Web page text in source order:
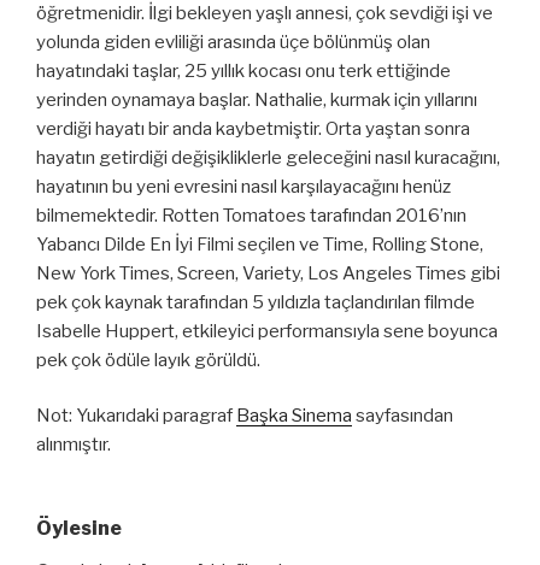
öğretmenidir. İlgi bekleyen yaşlı annesi, çok sevdiği işi ve
yolunda giden evliliği arasında üçe bölünmüş olan
hayatındaki taşlar, 25 yıllık kocası onu terk ettiğinde
yerinden oynamaya başlar. Nathalie, kurmak için yıllarını
verdiği hayatı bir anda kaybetmiştir. Orta yaştan sonra
hayatın getirdiği değişikliklerle geleceğini nasıl kuracağını,
hayatının bu yeni evresini nasıl karşılayacağını henüz
bilmemektedir. Rotten Tomatoes tarafından 2016’nın
Yabancı Dilde En İyi Filmi seçilen ve Time, Rolling Stone,
New York Times, Screen, Variety, Los Angeles Times gibi
pek çok kaynak tarafından 5 yıldızla taçlandırılan filmde
Isabelle Huppert, etkileyici performansıyla sene boyunca
pek çok ödüle layık görüldü.
Not: Yukarıdaki paragraf Başka Sinema sayfasından
alınmıştır.
Öylesine